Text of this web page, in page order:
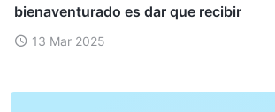
bienaventurado es dar que recibir
13 Mar 2025